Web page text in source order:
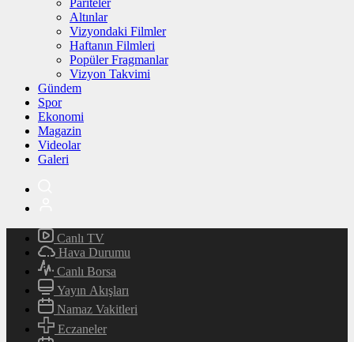
Pariteler
Altınlar
Vizyondaki Filmler
Haftanın Filmleri
Popüler Fragmanlar
Vizyon Takvimi
Gündem
Spor
Ekonomi
Magazin
Videolar
Galeri
Canlı TV
Hava Durumu
Canlı Borsa
Yayın Akışları
Namaz Vakitleri
Eczaneler